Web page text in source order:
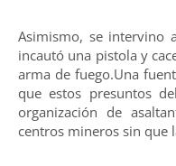
Asimismo, se intervino
incautó una pistola y
arma de fuego.Una
que estos presuntos
organización de
centros mineros sin que